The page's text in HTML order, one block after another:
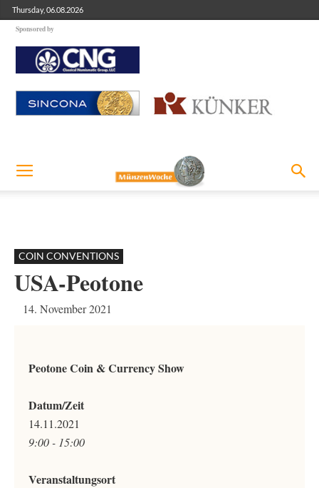
Thursday, 06.08.2026
Sponsored by
COIN CONVENTIONS
USA-Peotone
14. November 2021
Peotone Coin & Currency Show
Datum/Zeit
14.11.2021
9:00 - 15:00
Veranstaltungsort